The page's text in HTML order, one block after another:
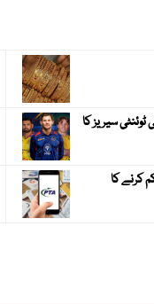
ٹوئنٹی سیریز کا
کرنے کا